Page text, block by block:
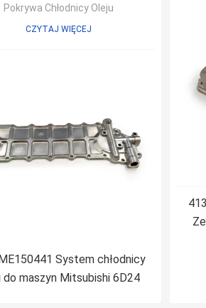
Pokrywa Chłodnicy Oleju
CZYTAJ WIĘCEJ
System chłodnicy
do maszyn Mitsubishi 6D24